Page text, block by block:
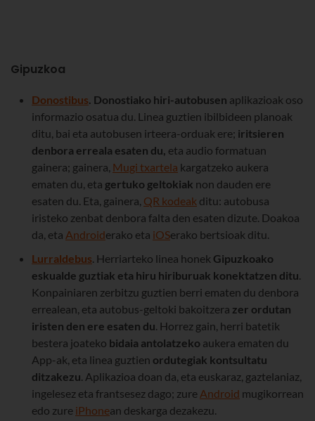
Gipuzkoa
Donostibus. Donostiako hiri-autobusen aplikazioak oso
informazio osatua du. Linea guztien ibilbideen planoak
ditu, bai eta autobusen irteera-orduak ere; iritsieren
denbora erreala esaten du, eta audio formatuan
gainera; gainera, Mugi txartela kargatzeko aukera
ematen du, eta gertuko geltokiak non dauden ere
esaten du. Eta, gainera, QR kodeak ditu: autobusa
iristeko zenbat denbora falta den esaten dizute. Doakoa
da, eta Androiderako eta iOSerako bertsioak ditu.
Lurraldebus. Herriarteko linea honek Gipuzkoako
eskualde guztiak eta hiru hiriburuak konektatzen ditu.
Konpainiaren zerbitzu guztien berri ematen du denbora
errealean, eta autobus-geltoki bakoitzera zer ordutan
iristen den ere esaten du. Horrez gain, herri batetik
bestera joateko bidaia antolatzeko aukera ematen du
App-ak, eta linea guztien ordutegiak kontsultatu
ditzakezu. Aplikazioa doan da, eta euskaraz, gaztelaniaz,
ingelesez eta frantsesez dago; zure Android mugikorrean
edo zure iPhonean deskarga dezakezu.